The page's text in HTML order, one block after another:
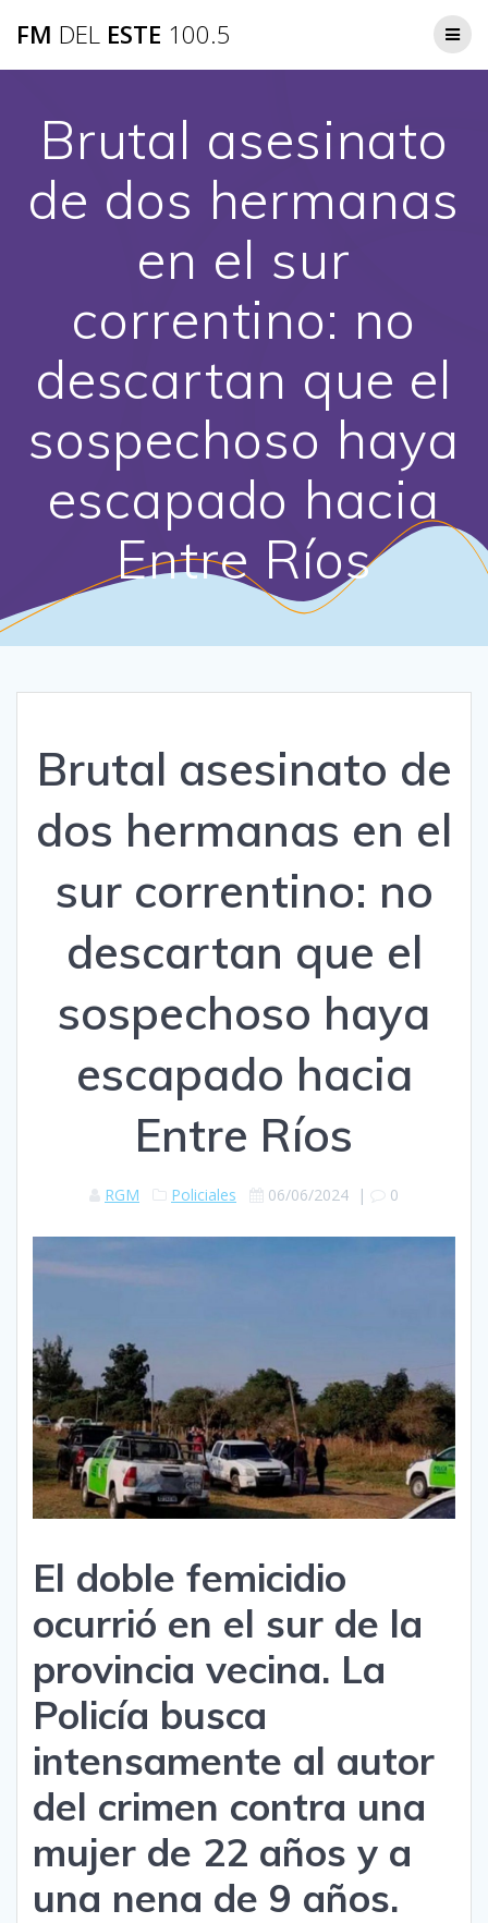
FM DEL ESTE 100.5
Brutal asesinato
de dos hermanas
en el sur
correntino: no
descartan que el
sospechoso haya
escapado hacia
Entre Ríos
Brutal asesinato de
dos hermanas en el
sur correntino: no
descartan que el
sospechoso haya
escapado hacia
Entre Ríos
RGM Policiales 06/06/2024 | 0
El doble femicidio
ocurrió en el sur de la
provincia vecina. La
Policía busca
intensamente al autor
del crimen contra una
mujer de 22 años y a
una nena de 9 años.